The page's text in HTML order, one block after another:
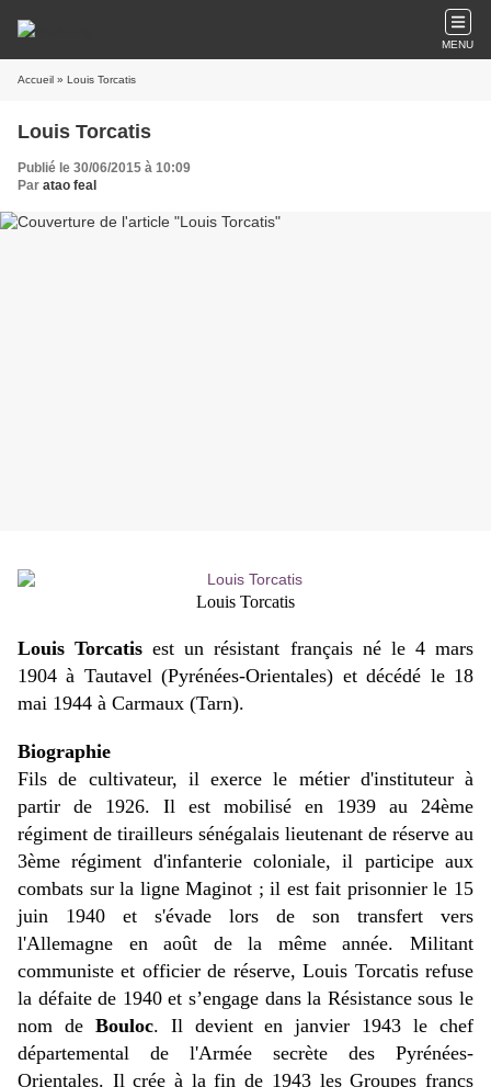
MENU
Accueil » Louis Torcatis
Louis Torcatis
Publié le 30/06/2015 à 10:09
Par atao feal
Louis Torcatis
Louis Torcatis est un résistant français né le 4 mars
1904 à Tautavel (Pyrénées-Orientales) et décédé le 18
mai 1944 à Carmaux (Tarn).
Biographie
Fils de cultivateur, il exerce le métier d'instituteur à
partir de 1926. Il est mobilisé en 1939 au 24ème
régiment de tirailleurs sénégalais lieutenant de réserve au
3ème régiment d'infanterie coloniale, il participe aux
combats sur la ligne Maginot ; il est fait prisonnier le 15
juin 1940 et s'évade lors de son transfert vers
l'Allemagne en août de la même année. Militant
communiste et officier de réserve, Louis Torcatis refuse
la défaite de 1940 et s’engage dans la Résistance sous le
nom de Bouloc. Il devient en janvier 1943 le chef
départemental de l'Armée secrète des Pyrénées-
Orientales. Il crée à la fin de 1943 les Groupes francs